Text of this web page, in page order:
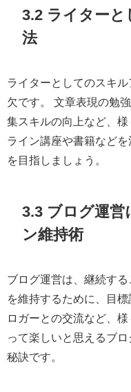
3.2 ライター
法
ライターとしてのスキ
欠です。 文章表現の勉
集スキルの向上など、
ライン講座や書籍など
を目指しましょう。
3.3 ブログ運営
ン維持術
ブログ運営は、継続す
を維持するために、目
ロガーとの交流など、
って楽しいと思えるブ
秘訣です。